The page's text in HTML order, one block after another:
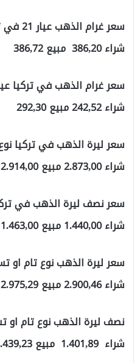
سعر غرام الذهب عيار 21 في تركيا اليوم
شراء 386,20 مبيع 386,72
سعر غرام الذهب في تركيا عيار
شراء 242,52 مبيع 292,30
سعر ليرة الذهب في تركيا
شراء 2.873,00 مبيع 2.914,00
سعر نصف ليرة الذهب في
شراء 1.440,00 مبيع 1.463,00
سعر ليرة الذهب نوع تام او
شراء 2.900,46 مبيع 2.975,29
نصف ليرة الذهب نوع تام او
شراء 1.401,89 مبيع 1.439,23